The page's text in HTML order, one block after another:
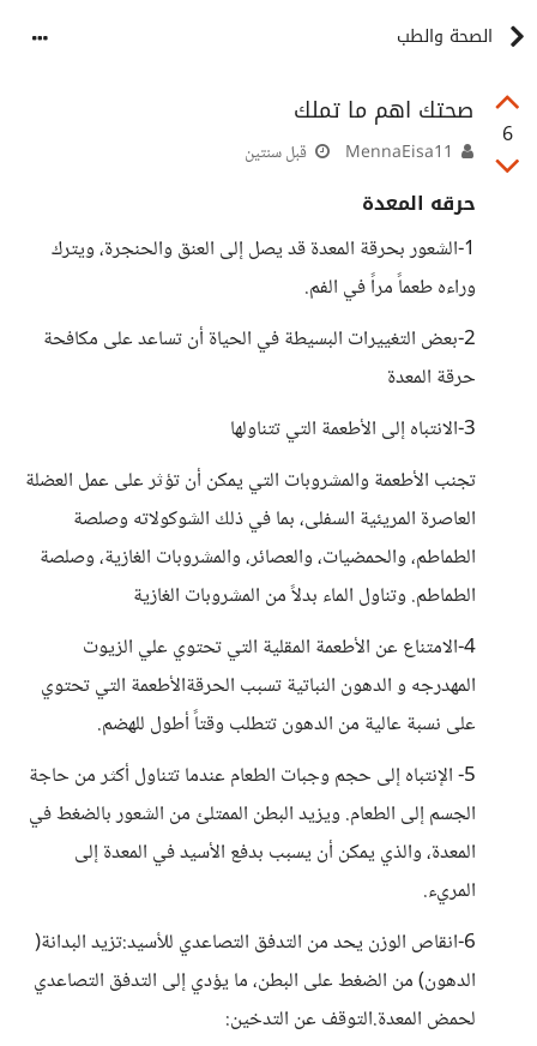
الصحة والطب
6
صحتك اهم ما تملك
قبل سنتين
حرقه المعدة
1-الشعور بحرقة المعدة قد يصل إلى العنق والحنجرة، ويترك
وراءه طعماً مراً في الفم.
2-بعض التغييرات البسيطة في الحياة أن تساعد على مكافحة
حرقة المعدة
3-الانتباه إلى الأطعمة التي تتناولها
تجنب الأطعمة والمشروبات التي يمكن أن تؤثر على عمل العضلة
العاصرة المريئية السفلى، بما في ذلك الشوكولاته وصلصة
الطماطم، والحمضيات، والعصائر، والمشروبات الغازية، وصلصة
الطماطم. وتناول الماء بدلاً من المشروبات الغازية
4-الامتناع عن الأطعمة المقلية التي تحتوي علي الزيوت
المهدرجه و الدهون النباتية تسبب الحرقةالأطعمة التي تحتوي
على نسبة عالية من الدهون تتطلب وقتاً أطول للهضم.
5- الإنتباه إلى حجم وجبات الطعام عندما تتناول أكثر من حاجة
الجسم إلى الطعام. ويزيد البطن الممتلئ من الشعور بالضغط في
المعدة، والذي يمكن أن يسبب بدفع الأسيد في المعدة إلى
المريء.
6-انقاص الوزن يحد من التدفق التصاعدي للأسيد:تزيد البدانة(
الدهون) من الضغط على البطن، ما يؤدي إلى التدفق التصاعدي
لحمض المعدة.التوقف عن التدخين: